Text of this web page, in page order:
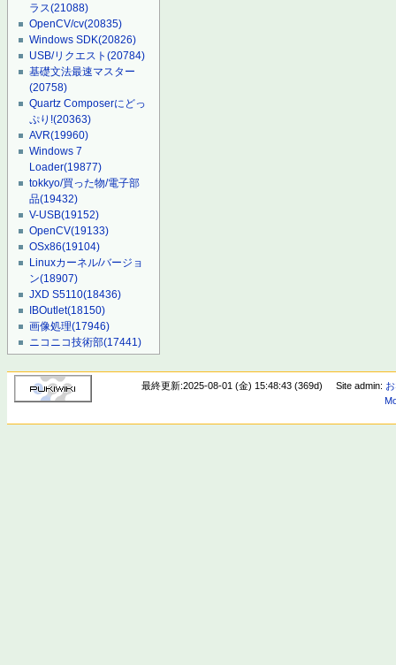
ラス(21088)
OpenCV/cv(20835)
Windows SDK(20826)
USB/リクエスト(20784)
基礎文法最速マスター
(20758)
Quartz Composerにどっ
ぷり!(20363)
AVR(19960)
Windows 7
Loader(19877)
tokkyo/買った物/電子部
品(19432)
V-USB(19152)
OpenCV(19133)
OSx86(19104)
Linuxカーネル/バージョ
ン(18907)
JXD S5110(18436)
IBOutlet(18150)
画像処理(17946)
ニコニコ技術部(17441)
最終更新:2025-08-01 (金) 15:48:43 (369d) Site admin: